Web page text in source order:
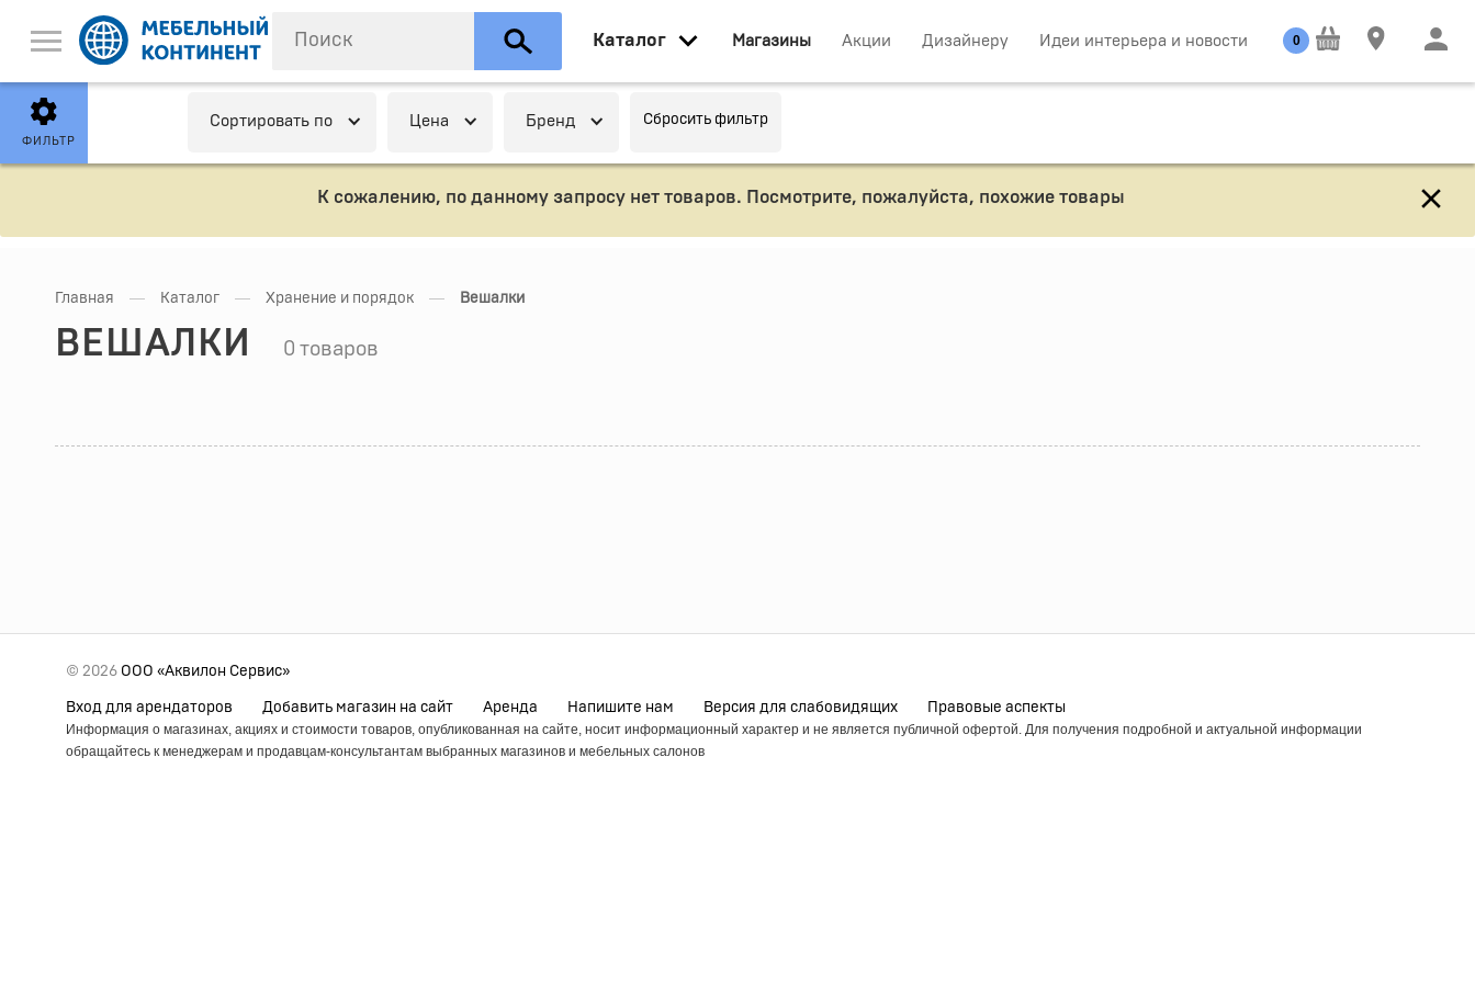
Каталог Магазины Акции Дизайнеру Идеи интерьера и новости 0
ФИЛЬТР
Cортировать по Цена Бренд Сбросить фильтр
К сожалению, по данному запросу нет товаров. Посмотрите, пожалуйста, похожие товары
Главная — Каталог — Хранение и порядок — Вешалки
ВЕШАЛКИ 0 товаров
© 2026 ООО «Аквилон Сервис»
Вход для арендаторов Добавить магазин на сайт Аренда Напишите нам Версия для слабовидящих
Правовые аспекты
Информация о магазинах, акциях и стоимости товаров, опубликованная на сайте, носит информационный характер и не является публичной офертой. Для получения подробной и актуальной информации
обращайтесь к менеджерам и продавцам-консультантам выбранных магазинов и мебельных салонов